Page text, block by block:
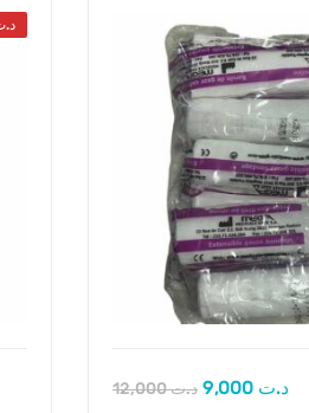
د.ت12,000 د.ت